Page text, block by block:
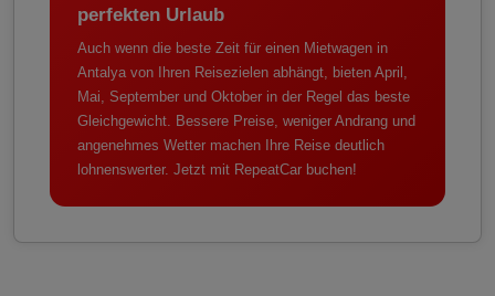
perfekten Urlaub
Auch wenn die beste Zeit für einen Mietwagen in
Antalya von Ihren Reisezielen abhängt, bieten April,
Mai, September und Oktober in der Regel das beste
Gleichgewicht. Bessere Preise, weniger Andrang und
angenehmes Wetter machen Ihre Reise deutlich
lohnenswerter. Jetzt mit RepeatCar buchen!